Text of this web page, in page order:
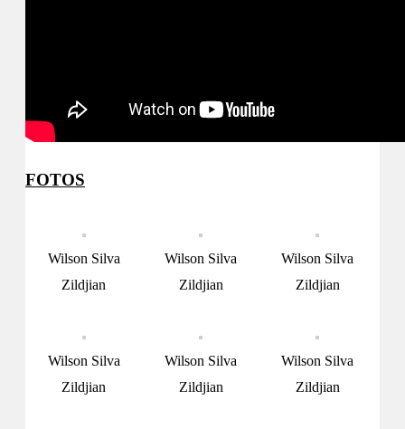
FOTOS
Wilson Silva
Zildjian
Wilson Silva
Zildjian
Wilson Silva
Zildjian
Wilson Silva
Zildjian
Wilson Silva
Zildjian
Wilson Silva
Zildjian